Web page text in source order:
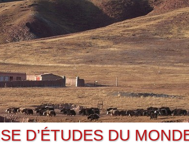
D’ÉTUDES DU